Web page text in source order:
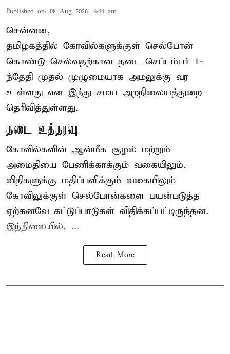
Published on: 08 Aug 2026, 6:44 am
சென்னை,
தமிழகத்தில் கோவில்களுக்குள் செல்போன்
கொண்டு செல்வதற்கான தடை செப்டம்பர் 1-
ந்தேதி முதல் முழுமையாக அமலுக்கு வர
உள்ளது என இந்து சமய அறநிலையத்துறை
தெரிவித்துள்ளது.
தடை உத்தரவு
கோவில்களின் ஆன்மீக சூழல் மற்றும்
அமைதியை பேணிக்காக்கும் வகையிலும்,
விதிகளுக்கு மதிப்பளிக்கும் வகையிலும்
கோவிலுக்குள் செல்போன்களை பயன்படுத்த
ஏற்கனவே கட்டுப்பாடுகள் விதிக்கப்பட்டிருந்தன.
இந்நிலையில், ...
Read More